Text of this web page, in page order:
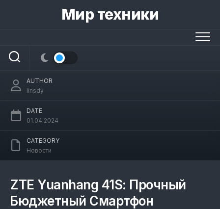
Мир техники
смартфон в «бронежилете» Новости
AUTHOR
linsdy
DATE
01.04.2024
CATEGORY
Новости
ZTE Yuanhang 41S: Прочный
Бюджетный Смартфон